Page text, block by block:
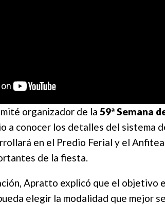
organizador de la 59ª Semana
a conocer los detalles del sistema
en el Predio Ferial y el
de la fiesta.
Apratto explicó que el
elegir la modalidad que mejor